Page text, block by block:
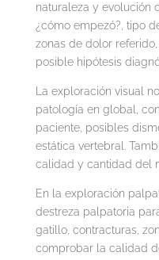
naturaleza y evolución
¿cómo empezó?, tipo
zonas de dolor
posible hipótesis
La exploración visual
patología en global,
paciente, posibles
estática vertebral.
calidad y cantidad del
En la exploración
destreza palpatoria
gatillo, contracturas,
comprobar la calidad